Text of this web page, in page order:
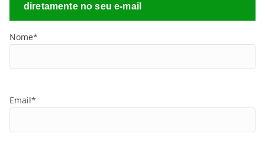
diretamente no seu e-mail
Nome*
Email*